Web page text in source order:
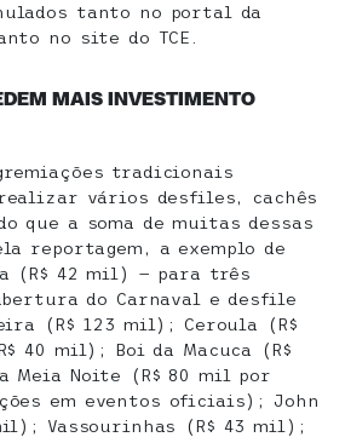
tanto no portal da
no site do TCE.
MAIS INVESTIMENTO
tradicionais
vários desfiles, cachês
que a soma de muitas dessas
reportagem, a exemplo de
(R$ 42 mil) — para três
do Carnaval e desfile
(R$ 123 mil); Ceroula (R$
40 mil); Boi da Macuca (R$
Meia Noite (R$ 80 mil por
em eventos oficiais); John
Vassourinhas (R$ 43 mil);